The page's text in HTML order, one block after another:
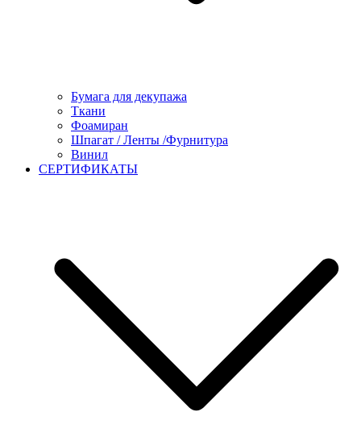
Бумага для декупажа
Ткани
Фоамиран
Шпагат / Ленты /Фурнитура
Винил
СЕРТИФИКАТЫ